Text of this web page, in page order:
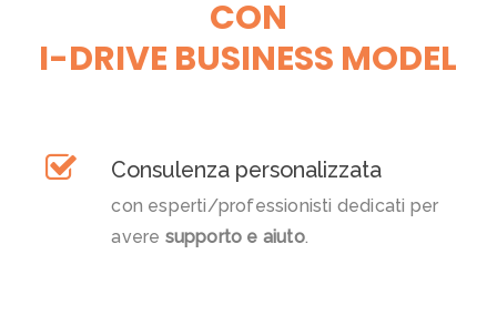
CON
I-DRIVE BUSINESS MODEL
Consulenza personalizzata
con esperti/professionisti dedicati per
avere supporto e aiuto.